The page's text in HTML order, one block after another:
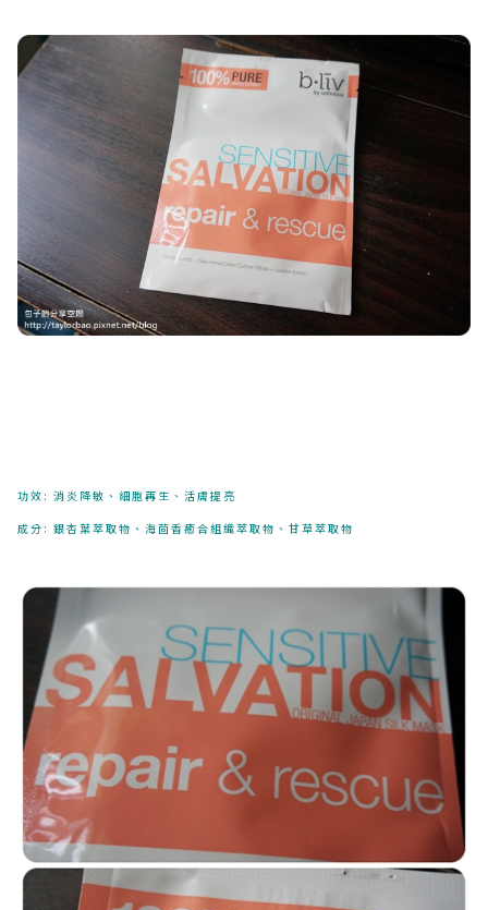
功效: 消炎降敏、細胞再生、活膚提亮
成分: 銀杏葉萃取物、海茴香癒合組織萃取物、甘草萃取物